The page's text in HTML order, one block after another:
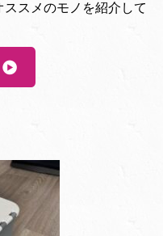
スメのモノを紹介して